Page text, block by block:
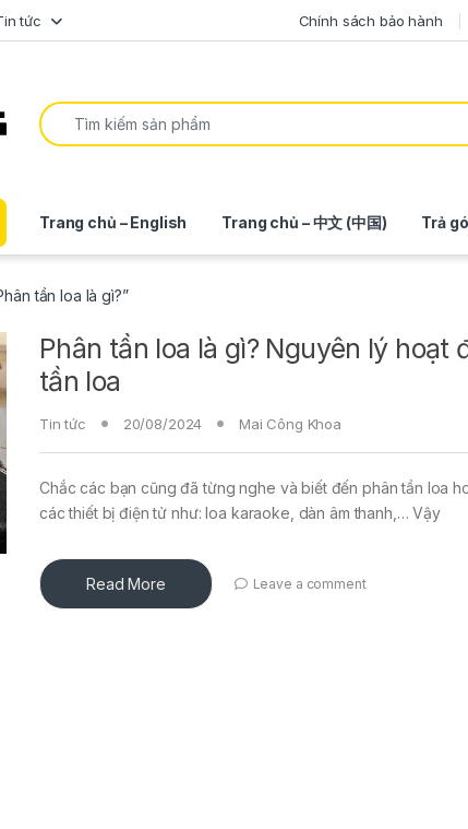
tức Chính sách bảo hành
Trang chủ – English Trang chủ – 中文 (中国) Trả
tần loa là gì?”
Phân tần loa là gì? Nguyên lý hoạt
tần loa
Tin tức 20/08/2024 Mai Công Khoa
Chắc các bạn cũng đã từng nghe và biết đến phân tần loa
các thiết bị điện tử như: loa karaoke, dàn âm thanh,… Vậy
Read More Leave a comment